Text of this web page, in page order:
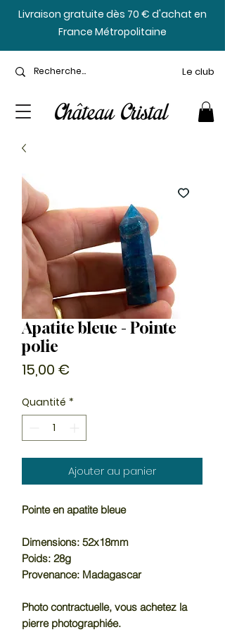
​Livraison gratuite dès 70 € d'achat en
France Métropolitaine
Le club
Apatite bleue - Pointe
polie
15,00 €
Quantité *
Ajouter au panier
Pointe en apatite bleue
Dimensions: 52x18mm
Poids: 28g
Provenance: Madagascar
Photo contractuelle, vous achetez la
pierre photographiée.